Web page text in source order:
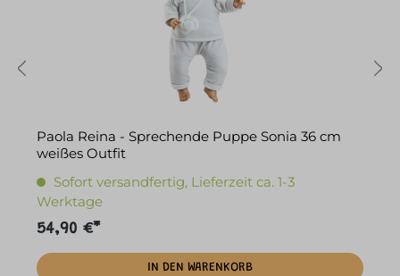
Paola Reina - Sprechende Puppe Sonia 36 cm
weißes Outfit
Sofort versandfertig, Lieferzeit ca. 1-3
Werktage
54,90 €*
IN DEN WARENKORB